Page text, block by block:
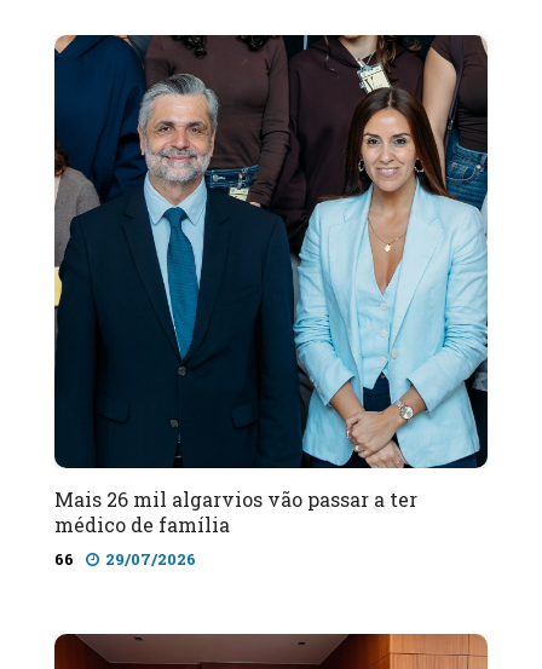
Mais 26 mil algarvios vão passar a ter
médico de família
66 29/07/2026